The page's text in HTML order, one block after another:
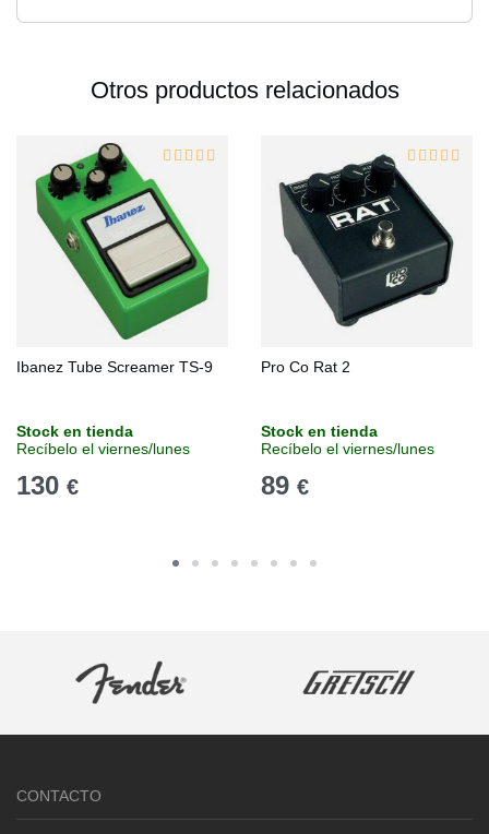
Otros productos relacionados
Ibanez Tube Screamer TS-9
Stock en tienda
Recíbelo el viernes/lunes
130 €
Pro Co Rat 2
Stock en tienda
Recíbelo el viernes/lunes
89 €
CONTACTO